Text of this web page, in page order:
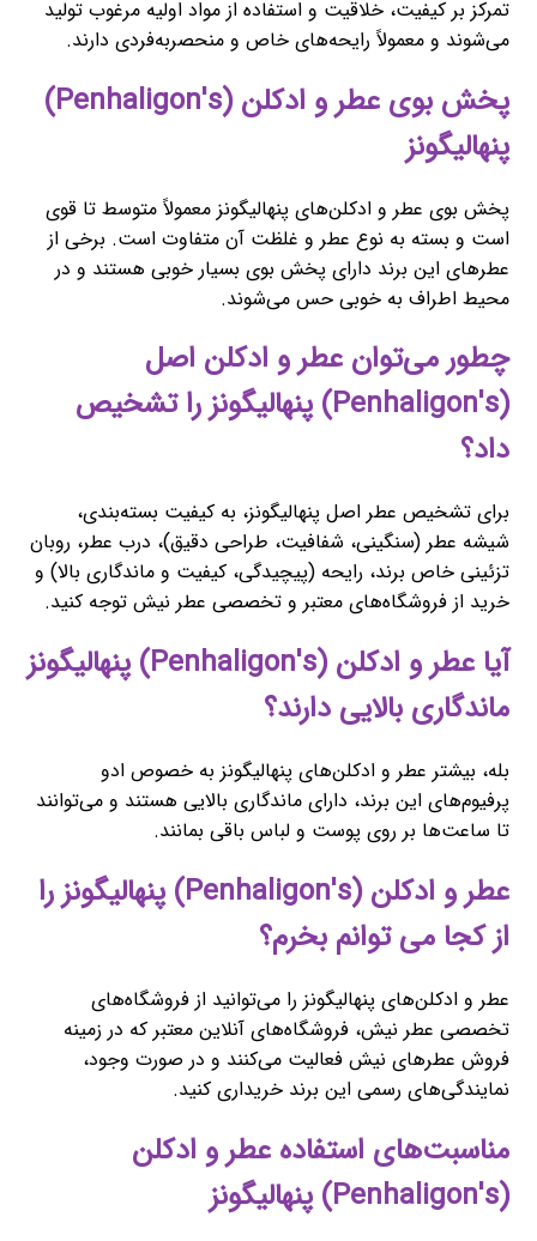
تمرکز بر کیفیت، خلاقیت و استفاده از مواد اولیه مرغوب تولید
می‌شوند و معمولاً رایحه‌های خاص و منحصربه‌فردی دارند.
پخش بوی عطر و ادکلن (Penhaligon's)
پنهالیگونز
پخش بوی عطر و ادکلن‌های پنهالیگونز معمولاً متوسط تا قوی
است و بسته به نوع عطر و غلظت آن متفاوت است. برخی از
عطرهای این برند دارای پخش بوی بسیار خوبی هستند و در
محیط اطراف به خوبی حس می‌شوند.
چطور می‌توان عطر و ادکلن اصل
(Penhaligon's) پنهالیگونز را تشخیص
داد؟
برای تشخیص عطر اصل پنهالیگونز، به کیفیت بسته‌بندی،
شیشه عطر (سنگینی، شفافیت، طراحی دقیق)، درب عطر، روبان
تزئینی خاص برند، رایحه (پیچیدگی، کیفیت و ماندگاری بالا) و
خرید از فروشگاه‌های معتبر و تخصصی عطر نیش توجه کنید.
آیا عطر و ادکلن (Penhaligon's) پنهالیگونز
ماندگاری بالایی دارند؟
بله، بیشتر عطر و ادکلن‌های پنهالیگونز به خصوص ادو
پرفیوم‌های این برند، دارای ماندگاری بالایی هستند و می‌توانند
تا ساعت‌ها بر روی پوست و لباس باقی بمانند.
عطر و ادکلن (Penhaligon's) پنهالیگونز را
از کجا می توانم بخرم؟
عطر و ادکلن‌های پنهالیگونز را می‌توانید از فروشگاه‌های
تخصصی عطر نیش، فروشگاه‌های آنلاین معتبر که در زمینه
فروش عطرهای نیش فعالیت می‌کنند و در صورت وجود،
نمایندگی‌های رسمی این برند خریداری کنید.
مناسبت‌های استفاده عطر و ادکلن
(Penhaligon's) پنهالیگونز